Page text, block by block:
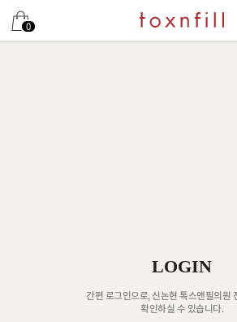
0
LOGIN
간편 로그인으로, 신논현 톡스앤필의원
확인하실 수 있습니다.